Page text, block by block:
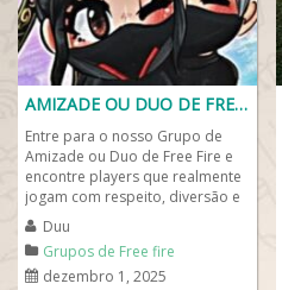
AMIZADE OU DUO DE FREE FIRE
Entre para o nosso Grupo de
Amizade ou Duo de Free Fire e
encontre players que realmente
jogam com respeito, diversão e
parceria! Aqui você pode montar
seu...
Duu
Grupos de Free fire
dezembro 1, 2025